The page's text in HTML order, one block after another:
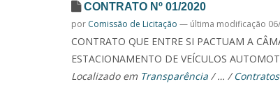
CONTRATO Nº 01/2020
por Comissão de Licitação — última modificação
CONTRATO QUE ENTRE SI PACTUAM A
ESTACIONAMENTO DE VEÍCULOS
Localizado em Transparência /… /Contratos